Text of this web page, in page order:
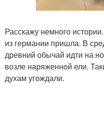
Расскажу немного
из германии пришла. В
древний обычай идти на
возле наряженной ели.
духам угождали.